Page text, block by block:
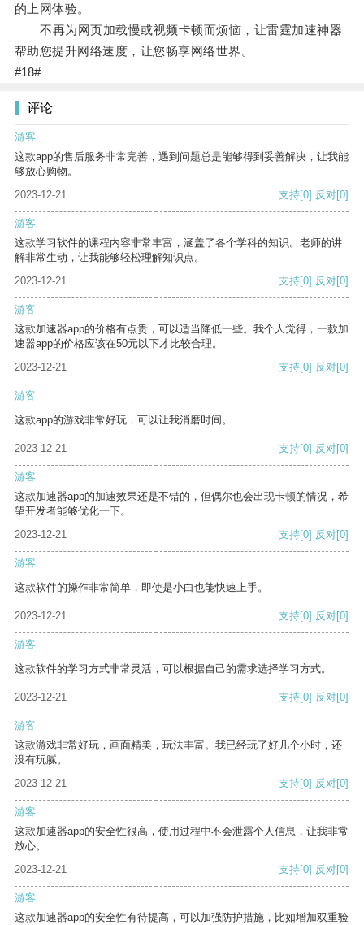
的上网体验。
不再为网页加载慢或视频卡顿而烦恼，让雷霆加速神器
帮助您提升网络速度，让您畅享网络世界。
#18#
评论
游客
这款app的售后服务非常完善，遇到问题总是能够得到妥善解决，让我能
够放心购物。
2023-12-21
支持[0] 反对[0]
游客
这款学习软件的课程内容非常丰富，涵盖了各个学科的知识。老师的讲
解非常生动，让我能够轻松理解知识点。
2023-12-21
支持[0] 反对[0]
游客
这款加速器app的价格有点贵，可以适当降低一些。我个人觉得，一款加
速器app的价格应该在50元以下才比较合理。
2023-12-21
支持[0] 反对[0]
游客
这款app的游戏非常好玩，可以让我消磨时间。
2023-12-21 支持[0] 反对[0]
游客
这款加速器app的加速效果还是不错的，但偶尔也会出现卡顿的情况，希
望开发者能够优化一下。
2023-12-21
支持[0] 反对[0]
游客
这款软件的操作非常简单，即使是小白也能快速上手。
2023-12-21 支持[0] 反对[0]
游客
这款软件的学习方式非常灵活，可以根据自己的需求选择学习方式。
2023-12-21 支持[0] 反对[0]
游客
这款游戏非常好玩，画面精美，玩法丰富。我已经玩了好几个小时，还
没有玩腻。
2023-12-21
支持[0] 反对[0]
游客
这款加速器app的安全性很高，使用过程中不会泄露个人信息，让我非常
放心。
2023-12-21
支持[0] 反对[0]
游客
这款加速器app的安全性有待提高，可以加强防护措施，比如增加双重验